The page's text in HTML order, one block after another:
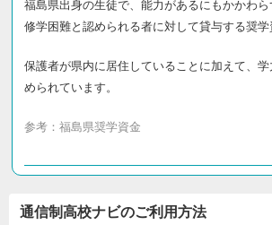
福島県出身の生徒で、能力があるにもかかわら
修学困難と認められる者に対して貸与する奨学
保護者が県内に居住していることに加えて、
められています。
参考： 福島県奨学資金
通信制高校ナビのご利用方法